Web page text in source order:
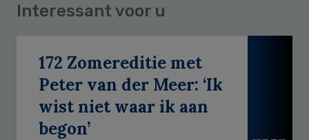
Interessant voor u
172 Zomereditie met
Peter van der Meer: ‘Ik
wist niet waar ik aan
begon’